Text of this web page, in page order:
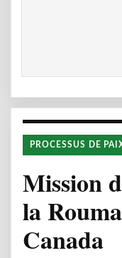
PROCESSUS DE
Mission
la
Canada